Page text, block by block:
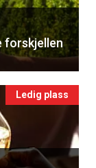
forskjellen
Ledig plass